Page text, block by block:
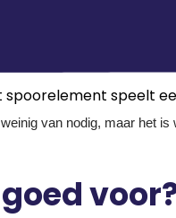
speelt
van nodig, maar het